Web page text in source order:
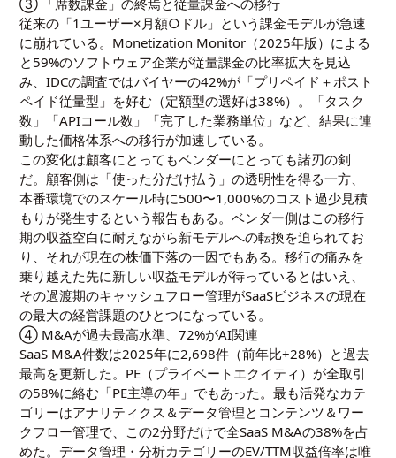
従来の「1ユーザー×月額○ドル」という課金モデルが急速
に崩れている。Monetization Monitor（2025年版）による
と59%のソフトウェア企業が従量課金の比率拡大を見込
み、IDCの調査ではバイヤーの42%が「プリペイド＋ポスト
ペイド従量型」を好む（定額型の選好は38%）。「タスク
数」「APIコール数」「完了した業務単位」など、結果に連
動した価格体系への移行が加速している。
この変化は顧客にとってもベンダーにとっても諸刃の剣
だ。顧客側は「使った分だけ払う」の透明性を得る一方、
本番環境でのスケール時に500〜1,000%のコスト過少見積
もりが発生するという報告もある。ベンダー側はこの移行
期の収益空白に耐えながら新モデルへの転換を迫られてお
り、それが現在の株価下落の一因でもある。移行の痛みを
乗り越えた先に新しい収益モデルが待っているとはいえ、
その過渡期のキャッシュフロー管理がSaaSビジネスの現在
の最大の経営課題のひとつになっている。
④ M&Aが過去最高水準、72%がAI関連
SaaS M&A件数は2025年に2,698件（前年比+28%）と過去
最高を更新した。PE（プライベートエクイティ）が全取引
の58%に絡む「PE主導の年」でもあった。最も活発なカテ
ゴリーはアナリティクス＆データ管理とコンテンツ＆ワー
クフロー管理で、この2分野だけで全SaaS M&Aの38%を占
めた。データ管理・分析カテゴリーのEV/TTM収益倍率は唯